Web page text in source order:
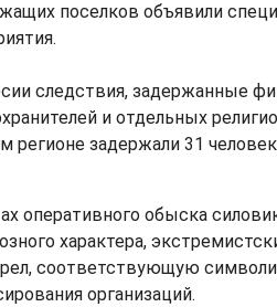
поселков объявили
следствия, задержанные
и отдельных
регионе задержали 31
оперативного обыска
характера,
соответствующую
организаций.